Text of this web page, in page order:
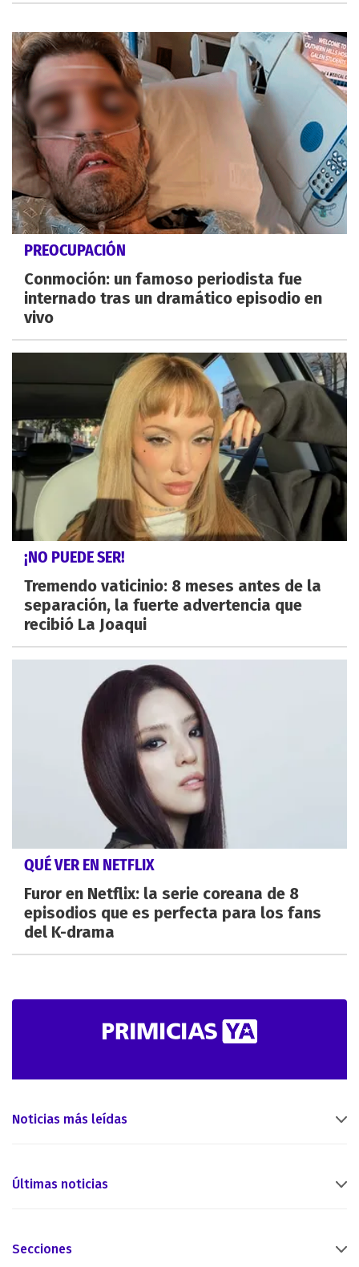
PREOCUPACIÓN
Conmoción: un famoso periodista fue
internado tras un dramático episodio en
vivo
¡NO PUEDE SER!
Tremendo vaticinio: 8 meses antes de la
separación, la fuerte advertencia que
recibió La Joaqui
QUÉ VER EN NETFLIX
Furor en Netflix: la serie coreana de 8
episodios que es perfecta para los fans
del K-drama
Noticias más leídas
Últimas noticias
Secciones